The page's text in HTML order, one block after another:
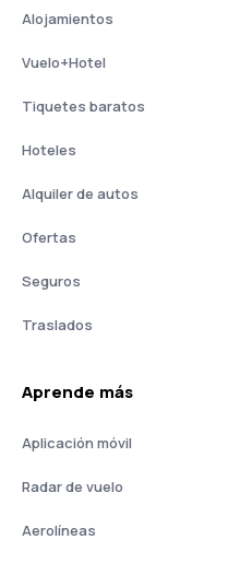
Alojamientos
Vuelo+Hotel
Tiquetes baratos
Hoteles
Alquiler de autos
Ofertas
Seguros
Traslados
Aprende más
Aplicación móvil
Radar de vuelo
Aerolíneas